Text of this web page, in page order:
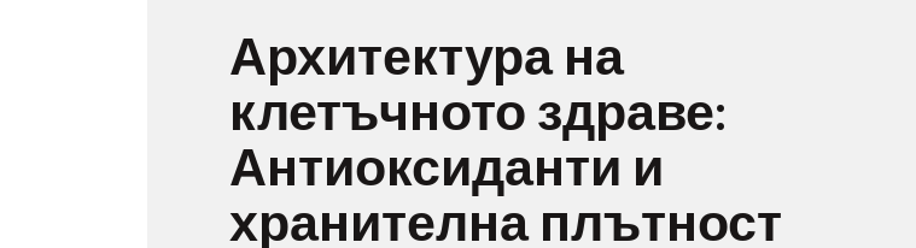
Архитектура на
клетъчното здраве:
Антиоксиданти и
хранителна плътност